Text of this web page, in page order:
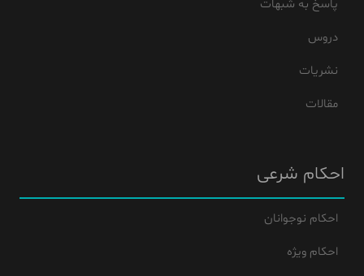
پاسخ به شبهات
دروس
نشریات
مقالات
احکام شرعی
احکام نوجوانان
احکام ویژه